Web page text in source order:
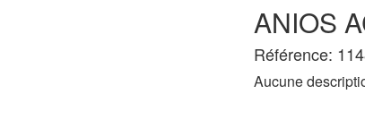
ANIOS
Référence:
Aucune